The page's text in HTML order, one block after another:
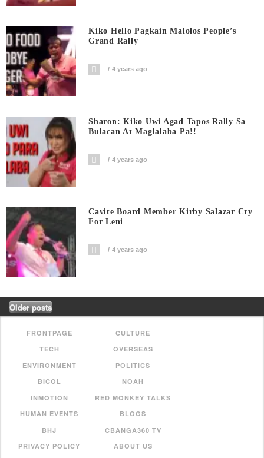
Kiko Hello Pagkain Malolos People’s
Grand Rally
4 years ago
Sharon: Kiko Uwi Agad Tapos Rally Sa
Bulacan At Maglalaba Pa!!
4 years ago
Cavite Board Member Kirby Salazar Cry
For Leni
4 years ago
Older posts
FRONTPAGE
CULTURE
TECH
OVERSEAS
ENVIRONMENT
POLITICS
BICOL
NOAH
INMOTION
RED MONKEY TALKS
HUMAN EVENTS
BLOGS
BHJ
CBANGA360 TV
PRIVACY POLICY
ABOUT US